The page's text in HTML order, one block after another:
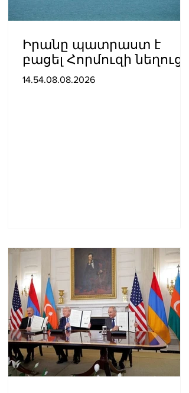
Իրանը պատրաստ է
բացել Հորմուզի նեղուցը,
եթե ԱՄՆ-ն ընդունի
14.54.08.08.2026